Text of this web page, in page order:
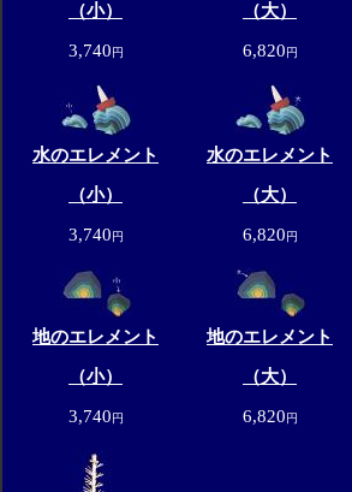
（小）
3,740円
（大）
6,820円
水のエレメント
（小）
3,740円
水のエレメント
（大）
6,820円
地のエレメント
（小）
3,740円
地のエレメント
（大）
6,820円